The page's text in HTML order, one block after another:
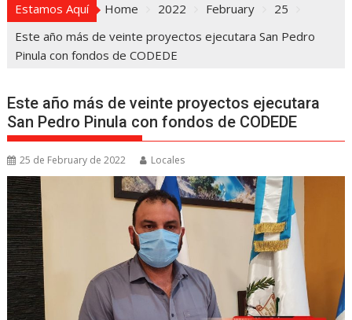
Estamos Aquí Home 2022 February
25
Este año más de veinte proyectos ejecutara San Pedro
Pinula con fondos de CODEDE
Este año más de veinte proyectos ejecutara
San Pedro Pinula con fondos de CODEDE
25 de February de 2022 Locales